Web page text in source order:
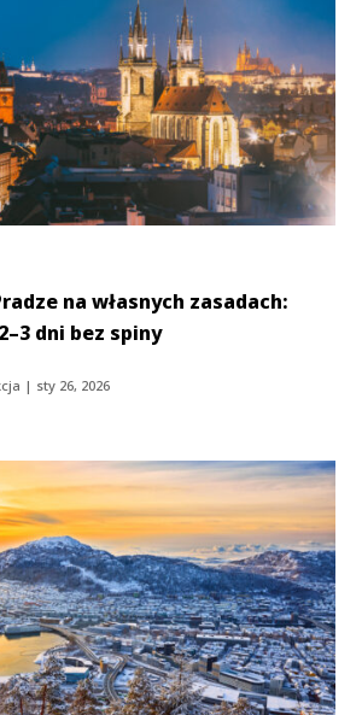
na własnych zasadach:
dni bez spiny
| sty 26, 2026